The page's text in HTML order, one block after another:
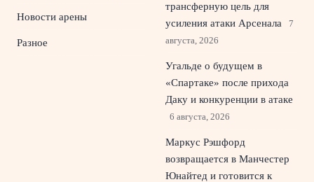
Новости арены
Разное
трансферную цель для
усиления атаки Арсенала
7
августа, 2026
Угальде о будущем в
«Спартаке» после прихода
Даку и конкуренции в атаке
6 августа, 2026
Маркус Рэшфорд
возвращается в Манчестер
Юнайтед и готовится к